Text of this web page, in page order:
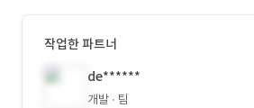
작업한 파트너
de******
개발 팀